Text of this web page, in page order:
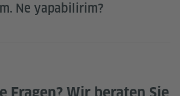
Ne yapabilirim?